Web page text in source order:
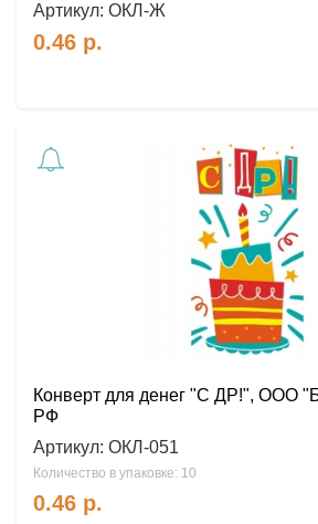
Артикул: ОКЛ-Ж
0.46 р.
Конверт для денег "С ДР!", ООО
РФ
Артикул: ОКЛ-051
Количество в упаковке: 10
0.46 р.